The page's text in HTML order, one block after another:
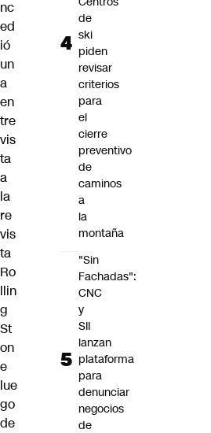
nc
ed
ió
un
a
en
tre
vis
ta
a
la
re
vis
ta
Ro
llin
g
St
on
e
lue
go
de
de
ski
piden
revisar
criterios
para
el
cierre
preventivo
de
caminos
a
la
montaña
"Sin
Fachadas":
CNC
y
SII
lanzan
plataforma
para
denunciar
negocios
de